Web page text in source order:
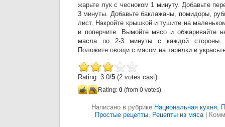
жарьте лук с чесноком 1 минуту. Добавьте
3 минуты. Добавьте баклажаны, помидоры,
лист. Накройте крышкой и тушите на
и поперчите. Вымойте мясо и обжаривайте
масла по 2-3 минуты с каждой стороны.
Положите овощи с мясом на тарелки и
Rating: 3.0/5 (2 votes cast)
Rating: 0 (from 0 votes)
Написано в рубрике Национальная кухня,
Простые рецепты, Рецепты из мяса|